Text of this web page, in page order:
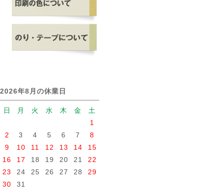
2026年8月の休業日
日 月 火 水 木 金
土
1
2
3 4 5 6 7
8
9
10 11 12 13 14
15
16
17 18 19 20 21
22
23
24 25 26 27 28
29
30
31